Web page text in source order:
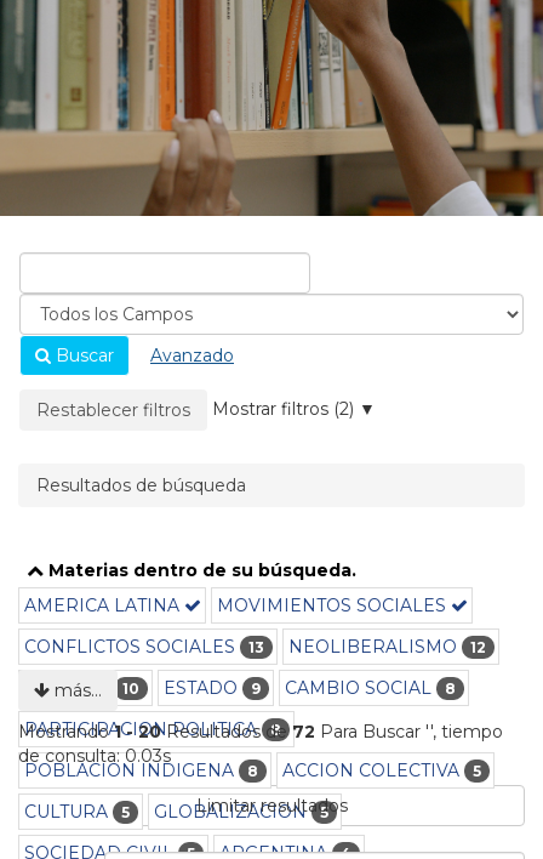
Buscar
Avanzado
La página se recargará cuando se elimine un filtro.
Restablecer filtros Mostrar filtros (2)
Resultados de búsqueda
Materias dentro de su búsqueda.
AMERICA LATINA
MOVIMIENTOS SOCIALES
CONFLICTOS SOCIALES
13 NEOLIBERALISMO 12
POLITICA 10 ESTADO 9 CAMBIO SOCIAL 8
PARTICIPACION POLITICA 8
POBLACION INDIGENA 8 ACCION COLECTIVA 5
CULTURA 5 GLOBALIZACION 5
SOCIEDAD CIVIL 5 ARGENTINA 4
más…
Mostrando1 - 20Resultados de72 Para Buscar '', tiempo
de consulta: 0.03s
Limitar resultados